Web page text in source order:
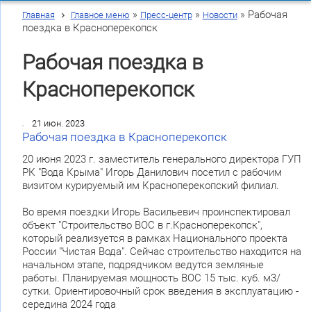
Главная Главное меню » Пресс-центр» Новости» Рабочая
поездка в Красноперекопск
Рабочая поездка в
Красноперекопск
21 июн. 2023
Рабочая поездка в Красноперекопск
20 июня 2023 г. заместитель генерального директора ГУП
РК "Вода Крыма" Игорь Данилович посетил с рабочим
визитом курируемый им Красноперекопский филиал.
Во время поездки Игорь Васильевич проинспектировал
объект "Строительство ВОС в г.Красноперекопск",
который реализуется в рамках Национального проекта
России "Чистая Вода". Сейчас строительство находится на
начальном этапе, подрядчиком ведутся земляные
работы. Планируемая мощность ВОС 15 тыс. куб. м3/
сутки. Ориентировочный срок введения в эксплуатацию -
середина 2024 года